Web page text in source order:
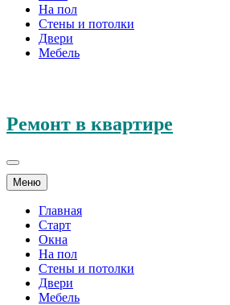
На пол
Стены и потолки
Двери
Мебель
Ремонт в квартире
Меню
Главная
Старт
Окна
На пол
Стены и потолки
Двери
Мебель